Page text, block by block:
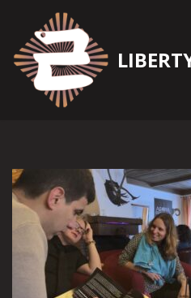
Zum
Inhalt
springen